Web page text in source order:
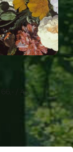
66,- / 45,-